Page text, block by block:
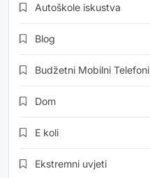
Autoškole iskustva
Blog
Budžetni Mobilni Telefoni
Dom
E koli
Ekstremni uvjeti